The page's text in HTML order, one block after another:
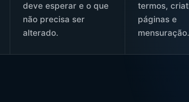
deve esperar e o que
não precisa ser
alterado.
termos,
páginas e
mensuração.